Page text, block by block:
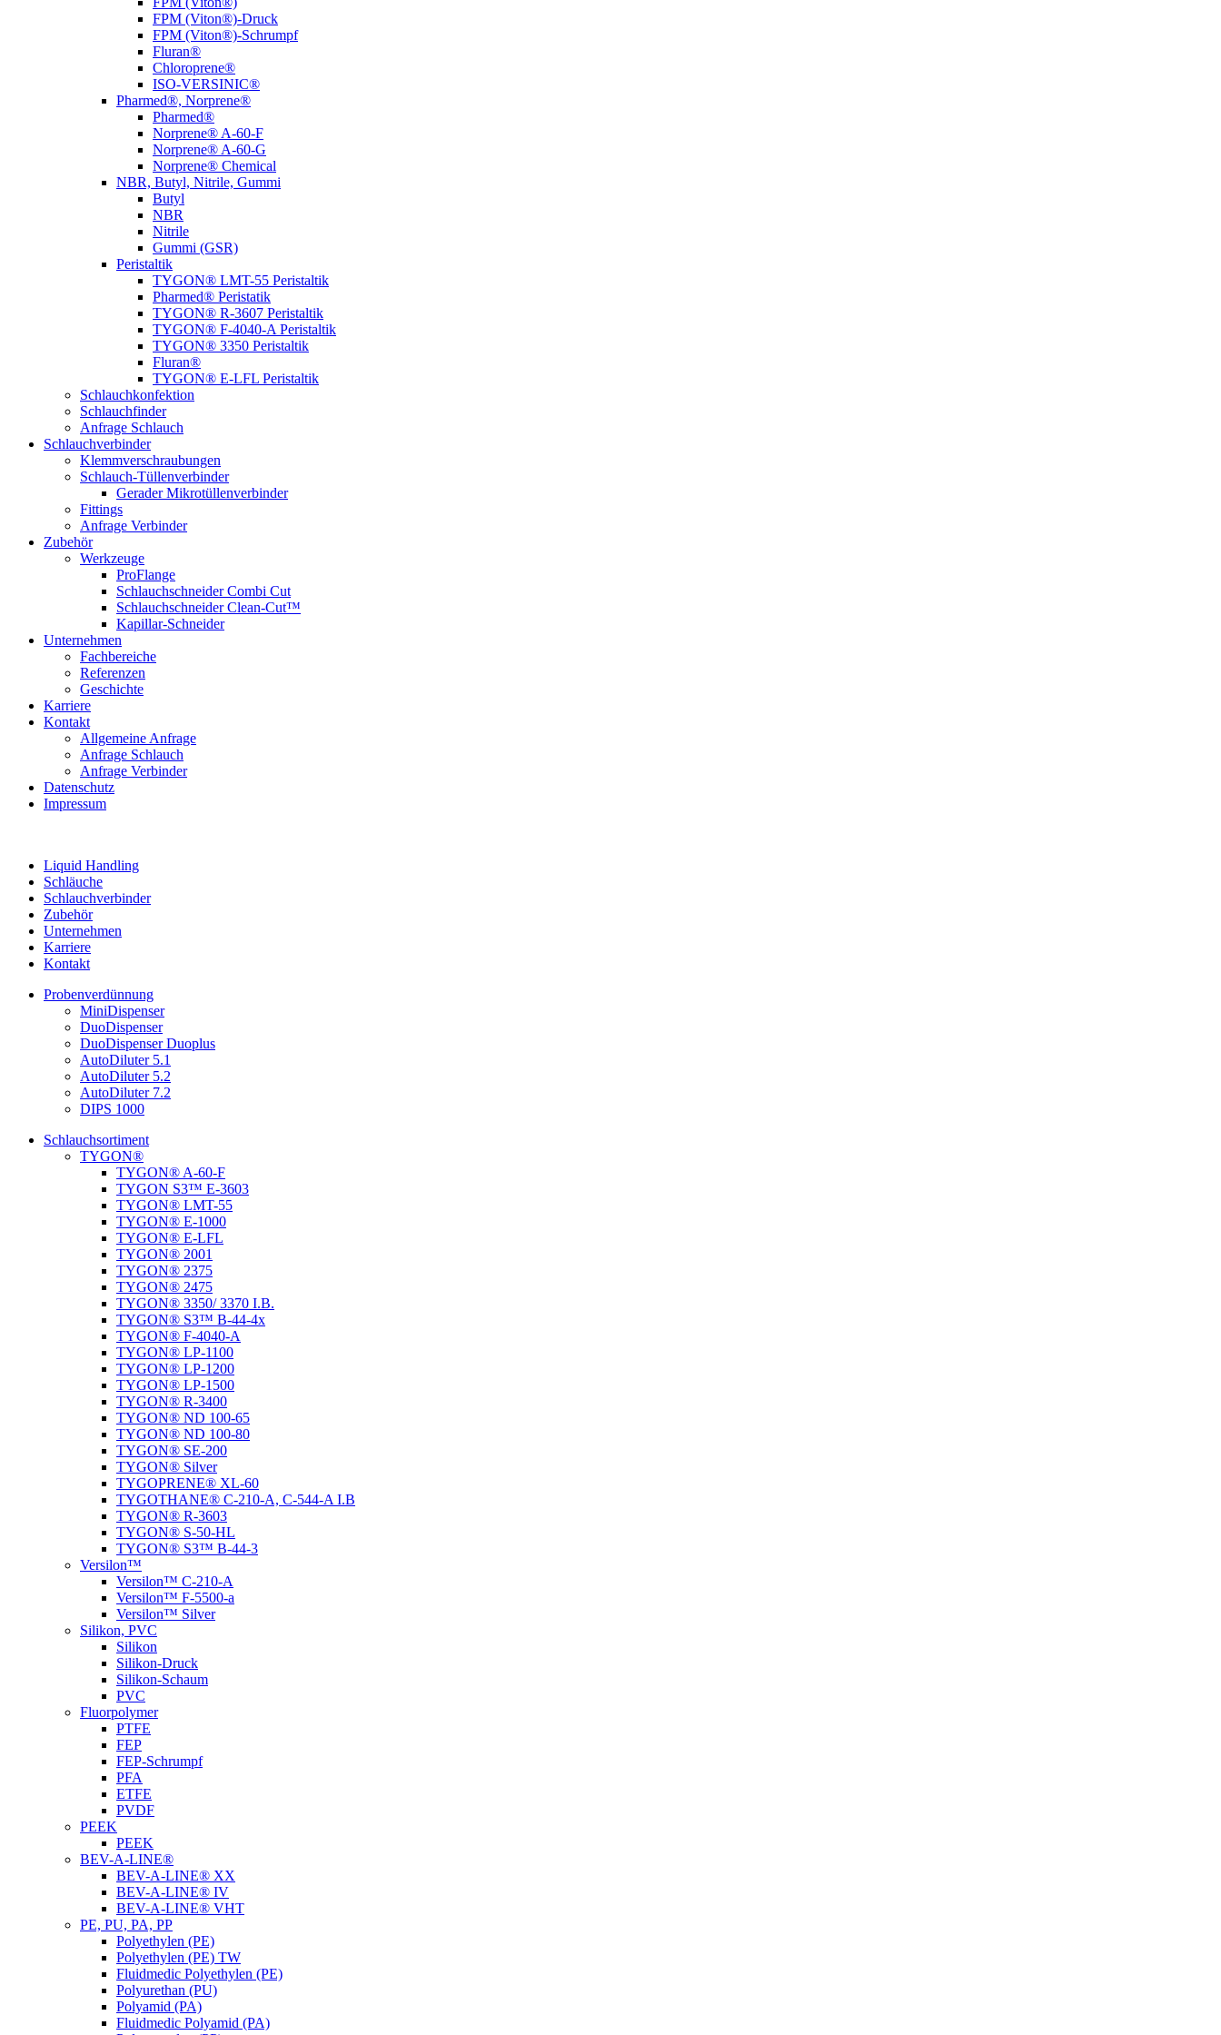
FPM (Viton®)-Druck
FPM (Viton®)-Schrumpf
Fluran®
Chloroprene®
ISO-VERSINIC®
Pharmed®, Norprene®
Pharmed®
Norprene® A-60-F
Norprene® A-60-G
Norprene® Chemical
NBR, Butyl, Nitrile, Gummi
Butyl
NBR
Nitrile
Gummi (GSR)
Peristaltik
TYGON® LMT-55 Peristaltik
Pharmed® Peristatik
TYGON® R-3607 Peristaltik
TYGON® F-4040-A Peristaltik
TYGON® 3350 Peristaltik
Fluran®
TYGON® E-LFL Peristaltik
Schlauchkonfektion
Schlauchfinder
Anfrage Schlauch
Schlauchverbinder
Klemmverschraubungen
Schlauch-Tüllenverbinder
Gerader Mikrotüllenverbinder
Fittings
Anfrage Verbinder
Zubehör
Werkzeuge
ProFlange
Schlauchschneider Combi Cut
Schlauchschneider Clean-Cut™
Kapillar-Schneider
Unternehmen
Fachbereiche
Referenzen
Geschichte
Karriere
Kontakt
Allgemeine Anfrage
Anfrage Schlauch
Anfrage Verbinder
Datenschutz
Impressum
Liquid Handling
Schläuche
Schlauchverbinder
Zubehör
Unternehmen
Karriere
Kontakt
Probenverdünnung
MiniDispenser
DuoDispenser
DuoDispenser Duoplus
AutoDiluter 5.1
AutoDiluter 5.2
AutoDiluter 7.2
DIPS 1000
Schlauchsortiment
TYGON®
TYGON® A-60-F
TYGON S3™ E-3603
TYGON® LMT-55
TYGON® E-1000
TYGON® E-LFL
TYGON® 2001
TYGON® 2375
TYGON® 2475
TYGON® 3350/ 3370 I.B.
TYGON® S3™ B-44-4x
TYGON® F-4040-A
TYGON® LP-1100
TYGON® LP-1200
TYGON® LP-1500
TYGON® R-3400
TYGON® ND 100-65
TYGON® ND 100-80
TYGON® SE-200
TYGON® Silver
TYGOPRENE® XL-60
TYGOTHANE® C-210-A, C-544-A I.B
TYGON® R-3603
TYGON® S-50-HL
TYGON® S3™ B-44-3
Versilon™
Versilon™ C-210-A
Versilon™ F-5500-a
Versilon™ Silver
Silikon, PVC
Silikon
Silikon-Druck
Silikon-Schaum
PVC
Fluorpolymer
PTFE
FEP
FEP-Schrumpf
PFA
ETFE
PVDF
PEEK
PEEK
BEV-A-LINE®
BEV-A-LINE® XX
BEV-A-LINE® IV
BEV-A-LINE® VHT
PE, PU, PA, PP
Polyethylen (PE)
Polyethylen (PE) TW
Fluidmedic Polyethylen (PE)
Polyurethan (PU)
Polyamid (PA)
Fluidmedic Polyamid (PA)